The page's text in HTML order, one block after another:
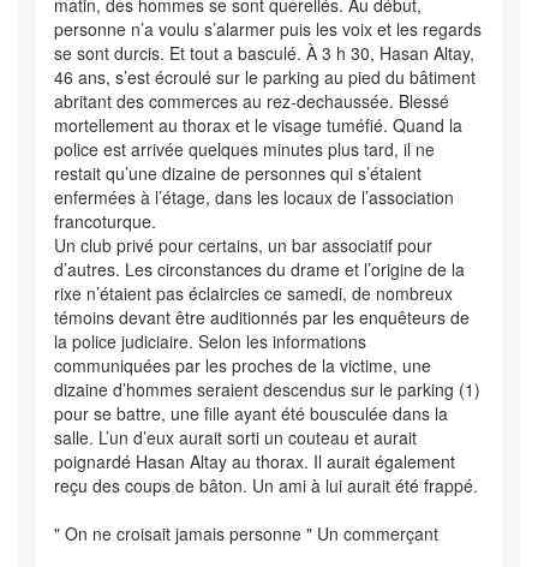
personne n’a voulu s’alarmer puis les voix et les regards
se sont durcis. Et tout a basculé. À 3 h 30, Hasan Altay,
46 ans, s’est écroulé sur le parking au pied du bâtiment
abritant des commerces au rez-dechaussée. Blessé
mortellement au thorax et le visage tuméfié. Quand la
police est arrivée quelques minutes plus tard, il ne
restait qu’une dizaine de personnes qui s’étaient
enfermées à l’étage, dans les locaux de l’association
francoturque.
Un club privé pour certains, un bar associatif pour
d’autres. Les circonstances du drame et l’origine de la
rixe n’étaient pas éclaircies ce samedi, de nombreux
témoins devant être auditionnés par les enquêteurs de
la police judiciaire. Selon les informations
communiquées par les proches de la victime, une
dizaine d’hommes seraient descendus sur le parking (1)
pour se battre, une fille ayant été bousculée dans la
salle. L’un d’eux aurait sorti un couteau et aurait
poignardé Hasan Altay au thorax. Il aurait également
reçu des coups de bâton. Un ami à lui aurait été frappé.
" On ne croisait jamais personne " Un commerçant